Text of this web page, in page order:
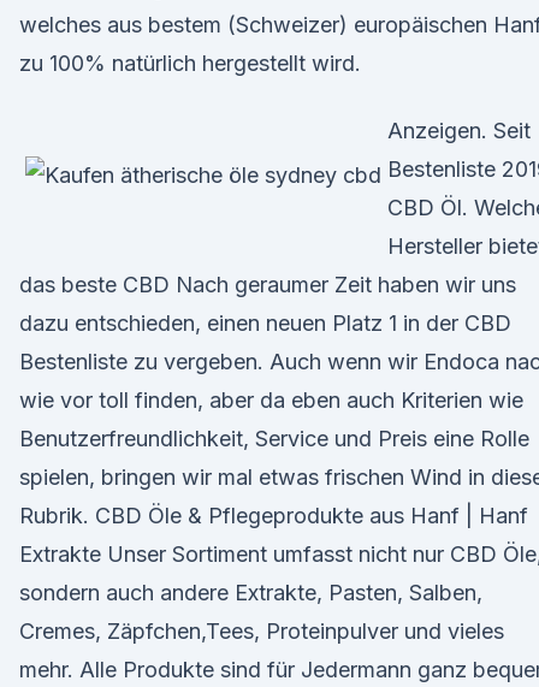
welches aus bestem (Schweizer) europäischen
zu 100% natürlich hergestellt wird.
Anzeigen. Seit
Bestenliste
CBD Öl.
Hersteller
das beste CBD Nach geraumer Zeit haben wir uns
dazu entschieden, einen neuen Platz 1 in der CBD
Bestenliste zu vergeben. Auch wenn wir Endoca
wie vor toll finden, aber da eben auch Kriterien wie
Benutzerfreundlichkeit, Service und Preis eine Rolle
spielen, bringen wir mal etwas frischen Wind in
Rubrik. CBD Öle & Pflegeprodukte aus Hanf | Hanf
Extrakte Unser Sortiment umfasst nicht nur CBD
sondern auch andere Extrakte, Pasten, Salben,
Cremes, Zäpfchen,Tees, Proteinpulver und vieles
mehr. Alle Produkte sind für Jedermann ganz